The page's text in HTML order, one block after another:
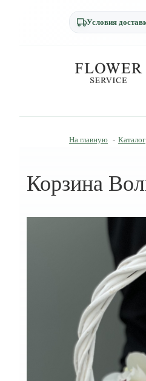
Условия
На главную - Каталог
Корзина